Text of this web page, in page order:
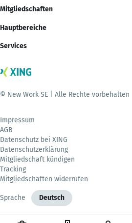
Mitgliedschaften
Hauptbereiche
Services
© New Work SE | Alle Rechte vorbehalten
Impressum
AGB
Datenschutz bei XING
Datenschutzerklärung
Mitgliedschaft kündigen
Tracking
Mitgliedschaften widerrufen
Sprache Deutsch